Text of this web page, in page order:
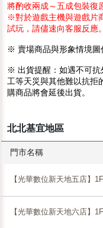
將酌收兩成～五成包裝復
※對於遊戲主機與遊戲片
試玩，請儘速向客服反應。
※ 賣場商品與形象情境圖
※ 出貨提醒：如遇不可抗
工等天災與其他難以抗拒
購商品將會延後出貨。
北北基宜地區
門市名稱
【光華數位新天地五店】
【光華數位新天地六店】